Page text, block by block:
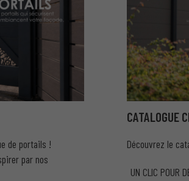
de portails !
par nos
CATALOGUE
Découvrez le
UN CLIC POUR